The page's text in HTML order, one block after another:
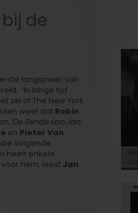
de
langspeler van
‘In lange tijd
zei of The New York
weet dat Robin
‘De Bende van Jan
en Pieter Van
volgende
heeft enkele
hem, leest Jan
de